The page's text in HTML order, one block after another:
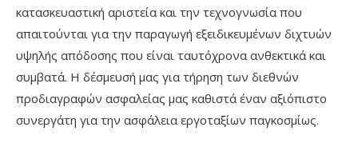
κατασκευαστική αριστεία και την τεχνογνωσία που
απαιτούνται για την παραγωγή εξειδικευμένων διχτυών
υψηλής απόδοσης που είναι ταυτόχρονα ανθεκτικά και
συμβατά. Η δέσμευσή μας για τήρηση των διεθνών
προδιαγραφών ασφαλείας μας καθιστά έναν αξιόπιστο
συνεργάτη για την ασφάλεια εργοταξίων παγκοσμίως.